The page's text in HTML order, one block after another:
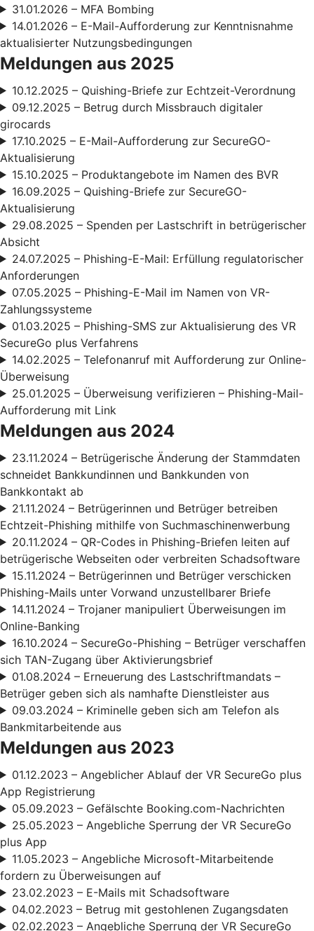
31.01.2026 – MFA Bombing
14.01.2026 – E-Mail-Aufforderung zur Kenntnisnahme
aktualisierter Nutzungsbedingungen
Meldungen aus 2025
10.12.2025 – Quishing-Briefe zur Echtzeit-Verordnung
09.12.2025 – Betrug durch Missbrauch digitaler
girocards
17.10.2025 – E-Mail-Aufforderung zur SecureGO-
Aktualisierung
15.10.2025 – Produktangebote im Namen des BVR
16.09.2025 – Quishing-Briefe zur SecureGO-
Aktualisierung
29.08.2025 – Spenden per Lastschrift in betrügerischer
Absicht
24.07.2025 – Phishing-E-Mail: Erfüllung regulatorischer
Anforderungen
07.05.2025 – Phishing-E-Mail im Namen von VR-
Zahlungssysteme
01.03.2025 – Phishing-SMS zur Aktualisierung des VR
SecureGo plus Verfahrens
14.02.2025 – Telefonanruf mit Aufforderung zur Online-
Überweisung
25.01.2025 – Überweisung verifizieren – Phishing-Mail-
Aufforderung mit Link
Meldungen aus 2024
23.11.2024 – Betrügerische Änderung der Stammdaten
schneidet Bankkundinnen und Bankkunden von
Bankkontakt ab
21.11.2024 – Betrügerinnen und Betrüger betreiben
Echtzeit-Phishing mithilfe von Suchmaschinenwerbung
20.11.2024 – QR-Codes in Phishing-Briefen leiten auf
betrügerische Webseiten oder verbreiten Schadsoftware
15.11.2024 – Betrügerinnen und Betrüger verschicken
Phishing-Mails unter Vorwand unzustellbarer Briefe
14.11.2024 – Trojaner manipuliert Überweisungen im
Online-Banking
16.10.2024 – SecureGo-Phishing – Betrüger verschaffen
sich TAN-Zugang über Aktivierungsbrief
01.08.2024 – Erneuerung des Lastschriftmandats –
Betrüger geben sich als namhafte Dienstleister aus
09.03.2024 – Kriminelle geben sich am Telefon als
Bankmitarbeitende aus
Meldungen aus 2023
01.12.2023 – Angeblicher Ablauf der VR SecureGo plus
App Registrierung
05.09.2023 – Gefälschte Booking.com-Nachrichten
25.05.2023 – Angebliche Sperrung der VR SecureGo
plus App
11.05.2023 – Angebliche Microsoft-Mitarbeitende
fordern zu Überweisungen auf
23.02.2023 – E-Mails mit Schadsoftware
04.02.2023 – Betrug mit gestohlenen Zugangsdaten
02.02.2023 – Angebliche Sperrung der VR SecureGo